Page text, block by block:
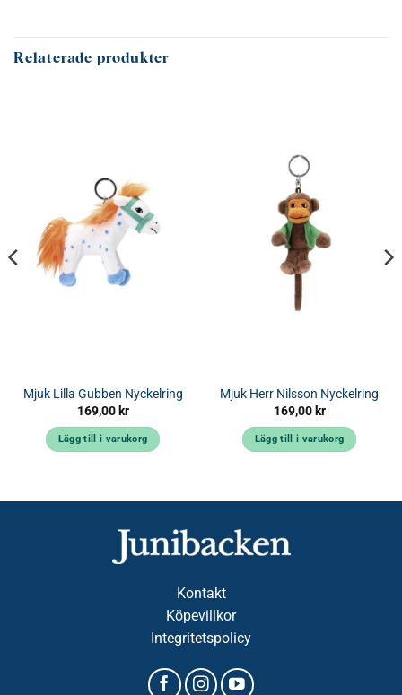
Relaterade produkter
Mjuk Lilla Gubben Nyckelring
169,00 kr
Lägg till i varukorg
Mjuk Herr Nilsson Nyckelring
169,00 kr
Lägg till i varukorg
Kontakt
Köpevillkor
Integritetspolicy